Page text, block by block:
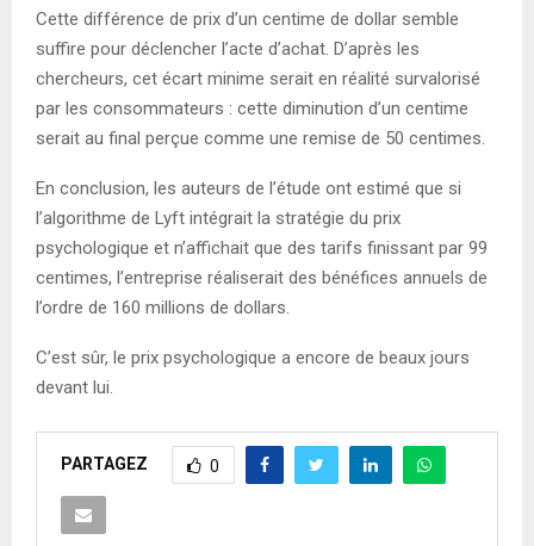
Cette différence de prix d’un centime de dollar semble
suffire pour déclencher l’acte d’achat. D’après les
chercheurs, cet écart minime serait en réalité survalorisé
par les consommateurs : cette diminution d’un centime
serait au final perçue comme une remise de 50 centimes.
En conclusion, les auteurs de l’étude ont estimé que si
l’algorithme de Lyft intégrait la stratégie du prix
psychologique et n’affichait que des tarifs finissant par 99
centimes, l’entreprise réaliserait des bénéfices annuels de
l’ordre de 160 millions de dollars.
C’est sûr, le prix psychologique a encore de beaux jours
devant lui.
PARTAGEZ 0